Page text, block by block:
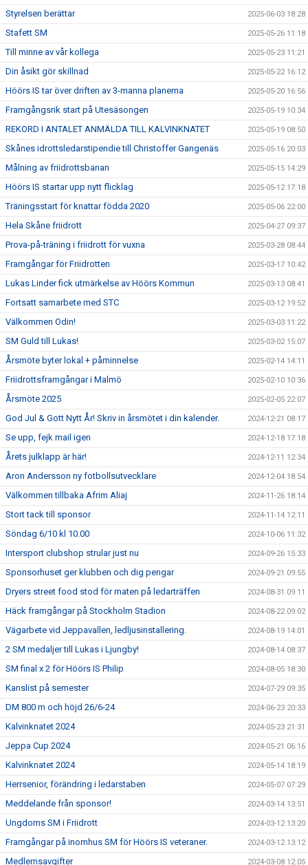
Styrelsen berättar 2025-06-03 18:28
Stafett SM 2025-05-26 11:18
Till minne av vår kollega 2025-05-23 11:21
Din åsikt gör skillnad 2025-05-22 16:12
Höörs IS tar över driften av 3-manna planerna 2025-05-20 16:56
Framgångsrik start på Utesäsongen 2025-05-19 10:34
REKORD I ANTALET ANMÄLDA TILL KALVINKNATET 2025-05-19 08:50
Skånes idrottsledarstipendie till Christoffer Gangenäs 2025-05-16 20:03
Målning av friidrottsbanan 2025-05-15 14:29
Höörs IS startar upp nytt flicklag 2025-05-12 17:18
Träningsstart för knattar födda 2020 2025-05-06 22:00
Hela Skåne friidrott 2025-04-27 09:37
Prova-på-träning i friidrott för vuxna 2025-03-28 08:44
Framgångar för Friidrotten 2025-03-17 10:42
Lukas Linder fick utmärkelse av Höörs Kommun 2025-03-13 08:41
Fortsatt samarbete med STC 2025-03-12 19:52
Välkommen Odin! 2025-03-03 11:22
SM Guld till Lukas! 2025-03-02 15:07
Årsmöte byter lokal + påminnelse 2025-02-14 14:11
Friidrottsframgångar i Malmö 2025-02-10 10:36
Årsmöte 2025 2025-02-05 22:07
God Jul & Gott Nytt År! Skriv in årsmötet i din kalender. 2024-12-21 08:17
Se upp, fejk mail igen 2024-12-18 17:18
Årets julklapp är här! 2024-12-11 12:34
Aron Andersson ny fotbollsutvecklare 2024-12-04 18:54
Välkommen tillbaka Afrim Aliaj 2024-11-26 18:14
Stort tack till sponsor 2024-11-14 12:11
Söndag 6/10 kl 10.00 2024-10-06 11:32
Intersport clubshop strular just nu 2024-09-26 15:33
Sponsorhuset ger klubben och dig pengar 2024-09-21 09:55
Dryers street food stod för maten på ledarträffen 2024-08-31 09:11
Häck framgångar på Stockholm Stadion 2024-08-22 09:02
Vägarbete vid Jeppavallen, ledljusinstallering. 2024-08-19 14:01
2 SM medaljer till Lukas i Ljungby! 2024-08-14 08:37
SM final x 2 för Höörs IS Philip 2024-08-05 18:30
Kanslist på semester 2024-07-29 09:35
DM 800 m och höjd 26/6-24 2024-06-23 20:33
Kalvinknatet 2024 2024-05-23 21:31
Jeppa Cup 2024 2024-05-21 06:16
Kalvinknatet 2024 2024-05-14 18:19
Herrsenior, förändring i ledarstaben 2024-05-07 07:29
Meddelande från sponsor! 2024-03-14 13:51
Ungdoms SM i Friidrott 2024-03-12 13:20
Framgångar på inomhus SM för Höörs IS veteraner. 2024-03-12 13:12
Medlemsavgifter 2024-03-08 12:05